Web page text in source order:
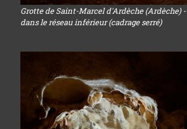
Grotte de Saint-Marcel d'Ardèche (Ardèche)
dans le réseau inférieur (cadrage serré)